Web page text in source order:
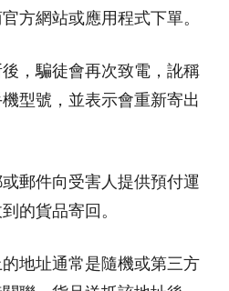
方網站或應用程式下單。
，騙徒會再次致電，訛稱
型號，並表示會重新寄出
郵件向受害人提供預付運
的貨品寄回。
地址通常是隨機或第三方